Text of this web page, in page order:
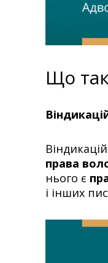
Що
права
нього є
і інших